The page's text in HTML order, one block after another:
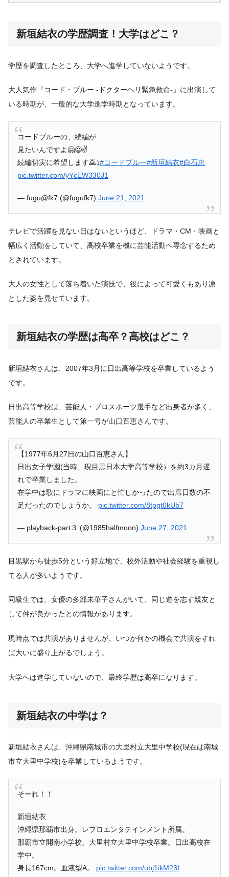
新垣結衣の学歴調査！大学はどこ？
学歴を調査したところ、大学へ進学していないようです。
大人気作『コード・ブルー -ドクターヘリ緊急救命-』に出演して
いる時期が、一般的な大学進学時期となっています。
コードブルーの、続編が
見たいんですよ🤗😃✌️
続編切実に希望します🙇⤵️#コードブルー#新垣結衣#白石恵
pic.twitter.com/yYcEW330J1
— fugu@fk7 (@fugufk7) June 21, 2021
テレビで活躍を見ない日はないというほど、ドラマ・CM・映画と
幅広く活動をしていて、高校卒業を機に芸能活動へ専念するため
とされています。
大人の女性として落ち着いた演技で、役によって可愛くもあり凛
とした姿を見せています。
新垣結衣の学歴は高卒？高校はどこ？
新垣結衣さんは、2007年3月に日出高等学校を卒業しているよう
です。
日出高等学校は、芸能人・プロスポーツ選手など出身者が多く、
芸能人の卒業生として第一号が山口百恵さんです。
【1977年6月27日の山口百恵さん】
日出女子学園(当時、現目黒日本大学高等学校）を約3カ月遅
れで卒業しました。
在学中は歌にドラマに映画にと忙しかったので出席日数の不
足だったのでしょうか。 pic.twitter.com/8tpgt0kUb7
— playback-part３ (@1985halfmoon) June 27, 2021
目黒駅から徒歩5分という好立地で、校外活動や社会経験を重視し
てる人が多いようです。
同級生では、女優の多部未華子さんがいて、同じ道を志す親友と
して仲が良かったとの情報があります。
現時点では共演がありませんが、いつか何かの機会で共演をすれ
ば大いに盛り上がるでしょう。
大学へは進学していないので、最終学歴は高卒になります。
新垣結衣の中学は？
新垣結衣さんは、沖縄県南城市の大里村立大里中学校(現在は南城
市立大里中学校)を卒業しているようです。
そーれ！！
新垣結衣
沖縄県那覇市出身。レプロエンタテインメント所属。
那覇市立開南小学校、大里村立大里中学校卒業。日出高校在
学中。
身長167cm。血液型A。 pic.twitter.com/ubj1ikM23I